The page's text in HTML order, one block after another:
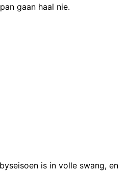
gaan haal nie.
is in volle swang, en